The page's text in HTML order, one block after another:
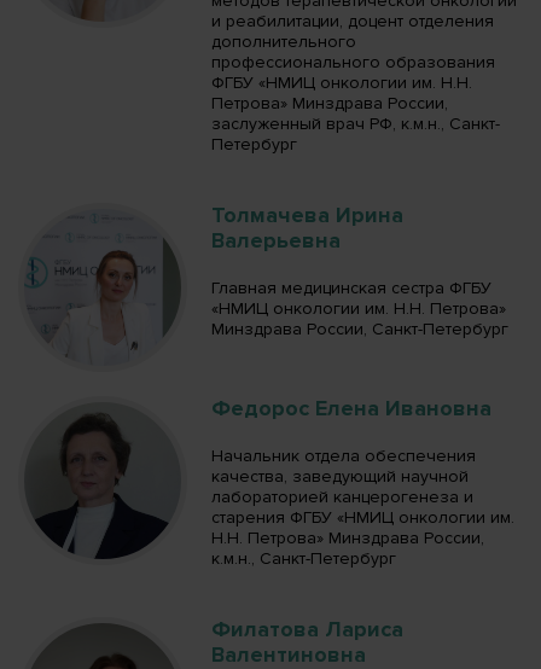
и реабилитации, доцент отделения
дополнительного
профессионального образования
ФГБУ «НМИЦ онкологии им. Н.Н.
Петрова» Минздрава России,
заслуженный врач РФ, к.м.н., Санкт-
Петербург
Толмачева Ирина
Валерьевна
Главная медицинская сестра ФГБУ
«НМИЦ онкологии им. Н.Н. Петрова»
Минздрава России, Санкт-Петербург
Федорос Елена Ивановна
Начальник отдела обеспечения
качества, заведующий научной
лабораторией канцерогенеза и
старения ФГБУ «НМИЦ онкологии им.
Н.Н. Петрова» Минздрава России,
к.м.н., Санкт-Петербург
Филатова Лариса
Валентиновна